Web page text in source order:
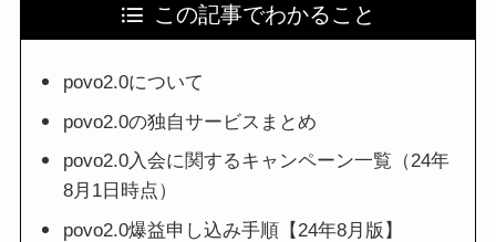
この記事でわかること
povo2.0について
povo2.0の独自サービスまとめ
povo2.0入会に関するキャンペーン一覧（24年
8月1日時点）
povo2.0爆益申し込み手順【24年8月版】